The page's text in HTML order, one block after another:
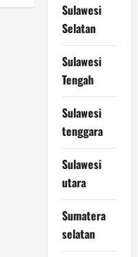
Sulawesi
Selatan
Sulawesi
Tengah
Sulawesi
tenggara
Sulawesi
utara
Sumatera
selatan